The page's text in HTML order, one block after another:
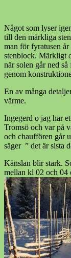
Något som lyser
till den märkliga
man för fyratusen år
stenblock. Märkligt
när solen går ned
genom
En av många
värme.
Ingegerd o jag har
Tromsö och var på
och chauffören går
säger ” det är sista
Känslan blir stark.
mellan kl 02 och 04